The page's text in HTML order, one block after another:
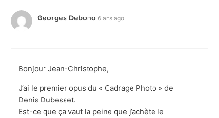
Georges Debono 6 ans ago
Bonjour Jean-Christophe,
J’ai le premier opus du « Cadrage Photo » de
Denis Dubesset.
Est-ce que ça vaut la peine que j’achète le